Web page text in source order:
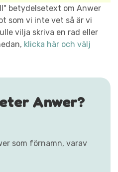
betydelsetext om Anwer
som vi inte vet så är vi
vilja skriva en rad eller
klicka här och välj
Anwer?
som förnamn, varav